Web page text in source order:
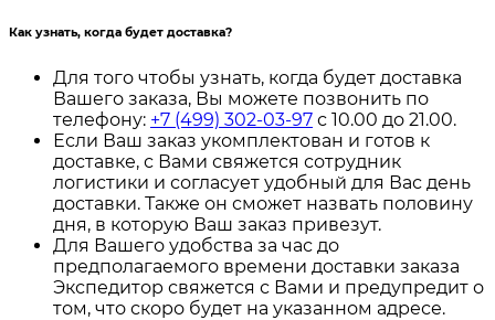
Как узнать, когда будет доставка?
Для того чтобы узнать, когда будет доставка
Вашего заказа, Вы можете позвонить по
телефону: +7 (499) 302-03-97 с 10.00 до 21.00.
Если Ваш заказ укомплектован и готов к
доставке, с Вами свяжется сотрудник
логистики и согласует удобный для Вас день
доставки. Также он сможет назвать половину
дня, в которую Ваш заказ привезут.
Для Вашего удобства за час до
предполагаемого времени доставки заказа
Экспедитор свяжется с Вами и предупредит о
том, что скоро будет на указанном адресе.